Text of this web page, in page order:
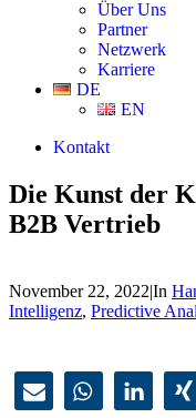
Über Uns
Partner
Netzwerk
Karriere
DE
EN
Kontakt
Die Kunst der
B2B Vertrieb
November 22, 2022|In
Intelligenz, Predictive